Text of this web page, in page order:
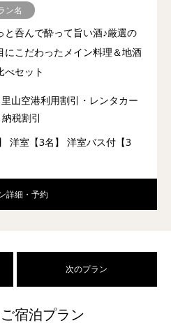
ン名
と呑んで酔って旨い酒♪厳選の
にこだわったメイン料理＆地酒
べセット
山空港利用割引・レンタカー
税割引
洋室【3名】 洋室バス付【3
詳細・予約
次のプラン
宿泊プラン